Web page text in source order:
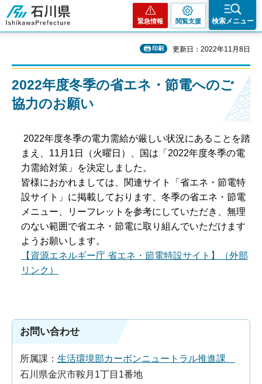
石川県
緊急情報 閲覧支援 検索メニュー
印刷 更新日：2022年11月8日
2022年度冬季の省エネ・節電へのご
協力のお願い
2022年度冬季の電力需給が厳しい状況にあることを踏
まえ、11月1日（火曜日）、国は「2022年度冬季の電
力需給対策」を決定しました。
皆様におかれましては、関連サイト「省エネ・節電特
設サイト」に掲載しております、冬季の省エネ・節電
メニュー、リーフレットを参考にしていただき、無理
のない範囲で省エネ・節電に取り組んでいただけます
ようお願いします。
【資源エネルギー庁 省エネ・節電特設サイト】（外部
リンク）
お問い合わせ
所属課： 生活環境部カーボンニュートラル推進課
石川県金沢市鞍月1丁目1番地